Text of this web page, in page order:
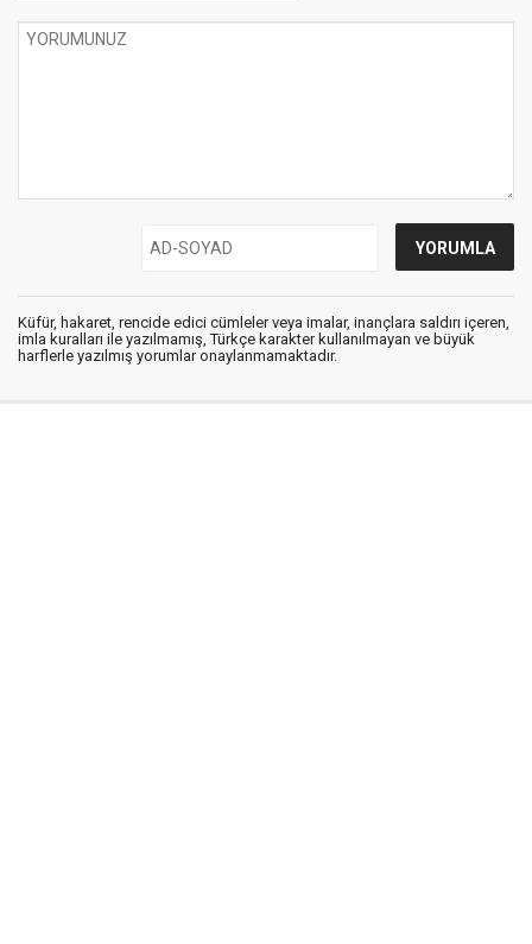
Küfür, hakaret, rencide edici cümleler veya imalar, inançlara saldırı içeren,
imla kuralları ile yazılmamış, Türkçe karakter kullanılmayan ve büyük
harflerle yazılmış yorumlar onaylanmamaktadır.